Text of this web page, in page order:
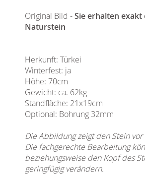
Original Bild -Sie erhalten exakt
Naturstein
Herkunft: Türkei
Winterfest: ja
Höhe: 70cm
Gewicht: ca. 62kg
Standfläche: 21x19cm
Optional: Bohrung 32mm
Die Abbildung zeigt den Stein
Die fachgerechte Bearbeitung
beziehungsweise den Kopf des
geringfügig verändern.